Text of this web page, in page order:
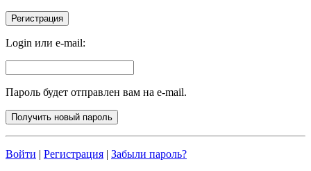
Login или e-mail:
Пароль будет отправлен вам на e-mail.
Войти | Регистрация | Забыли пароль?